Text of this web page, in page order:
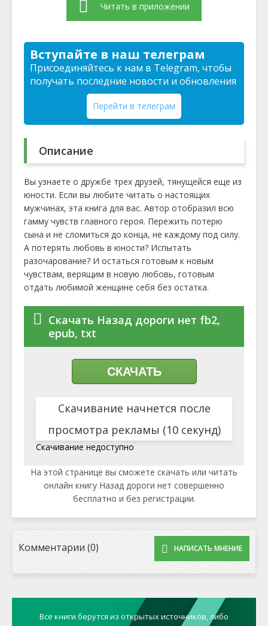
Читать в приложении
Вступайте в наш телеграм
Присоединяйтесь к нам в Telegram, чтобы
получать последние новости и обновления
Перейти в телеграм
Описание
Вы узнаете о дружбе трех друзей, тянущейся еще из
юности. Если вы любите читать о настоящих
мужчинах, эта книга для вас. Автор отобразил всю
гамму чувств главного героя. Пережить потерю
сына и не сломиться до конца, не каждому под силу.
А потерять любовь в юности? Испытать
разочарование? И остаться готовым к новым
чувствам, верящим в новую любовь, готовым
отдать любимой женщине себя без остатка.
Скачать Назад дороги нет fb2,
epub, txt
СКАЧАТЬ
Скачивание начнется после
просмотра рекламы (10 секунд)
Скачивание недоступно
На этой странице вы сможете скачать или читать
онлайн книгу Назад дороги нет совершенно
бесплатно и без регистрации.
Комментарии (0) НАПИСАТЬ МНЕНИЕ
Все книги берутся из открытых источников, либо